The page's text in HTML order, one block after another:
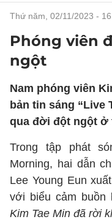
thứ năm, 02/11/2023 -
Phóng viên
ngột
Nam phóng viên
bản tin sáng “Live
qua đời đột ngột ở
Trong tập phát
Morning, hai dẫn
Lee Young Eun
với biểu cảm buồn
Kim Tae Min đã rời